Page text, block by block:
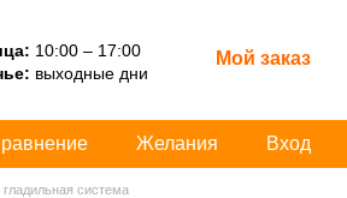
10:00 – 17:00
выходные дни
Мой заказ
Желания Вход
гладильная система